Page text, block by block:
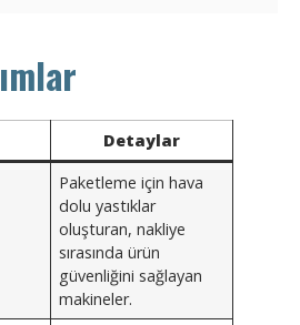
Detaylar
Paketleme için hava
dolu yastıklar
oluşturan, nakliye
sırasında ürün
güvenliğini sağlayan
makineler.